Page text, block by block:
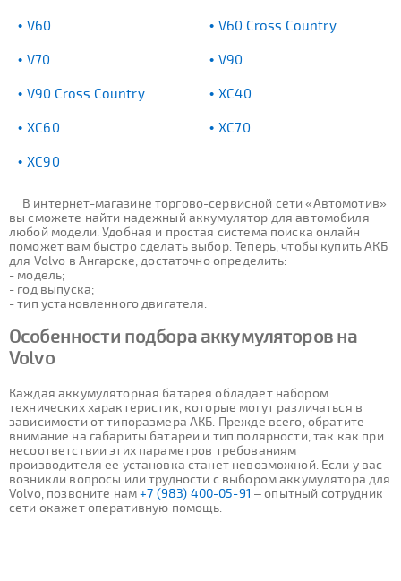
V60 V60 Cross Country
V70 V90
V90 Cross Country XC40
XC60 XC70
XC90
В интернет-магазине торгово-сервисной сети «Автомотив»
вы сможете найти надежный аккумулятор для автомобиля
любой модели. Удобная и простая система поиска онлайн
поможет вам быстро сделать выбор. Теперь, чтобы купить АКБ
для Volvo в Ангарске, достаточно определить:
- модель;
- год выпуска;
- тип установленного двигателя.
Особенности подбора аккумуляторов на
Volvo
Каждая аккумуляторная батарея обладает набором
технических характеристик, которые могут различаться в
зависимости от типоразмера АКБ. Прежде всего, обратите
внимание на габариты батареи и тип полярности, так как при
несоответствии этих параметров требованиям
производителя ее установка станет невозможной. Если у вас
возникли вопросы или трудности с выбором аккумулятора для
Volvo, позвоните нам+7 (983) 400-05-91 – опытный сотрудник
сети окажет оперативную помощь.